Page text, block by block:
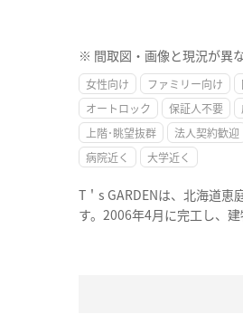
※ 間取図・画像と現況が異
女性向け ファミリー向け
オートロック
保証人不要
上階･眺望抜群
法人契約歓迎
病院近く
大学近く
T＇s GARDENは、北海道
す。2006年4月に完工し、